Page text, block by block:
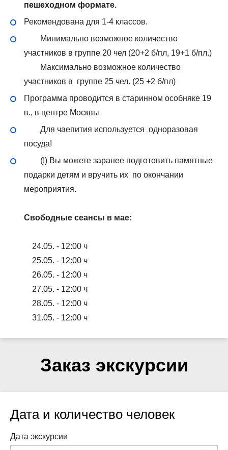
пешеходном формате.
Рекомендована для 1-4 классов.
Минимально возможное количество
участников в группе 20 чел (20+2 б/пл, 19+1 б/пл.)
Максимально возможное количество
участников в группе 25 чел. (25 +2 б/пл)
Программа проводится в старинном особняке 19
в., в центре Москвы
Для чаепития используется одноразовая
посуда!
(!) Вы можете заранее подготовить памятные
подарки детям и вручить их по окончании
мероприятия.
Свободные сеансы в мае:
24.05. - 12:00 ч
25.05. - 12:00 ч
26.05. - 12:00 ч
27.05. - 12:00 ч
28.05. - 12:00 ч
31.05. - 12:00 ч
Заказ экскурсии
Дата и количество человек
Дата экскурсии